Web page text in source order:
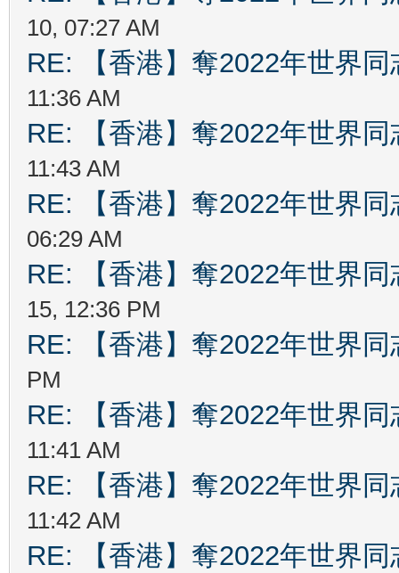
10, 07:27 AM
RE: 【香港】奪2022年世界
11:36 AM
RE: 【香港】奪2022年世界
11:43 AM
RE: 【香港】奪2022年世界
06:29 AM
RE: 【香港】奪2022年世界
15, 12:36 PM
RE: 【香港】奪2022年世界
PM
RE: 【香港】奪2022年世界
11:41 AM
RE: 【香港】奪2022年世界
11:42 AM
RE: 【香港】奪2022年世界